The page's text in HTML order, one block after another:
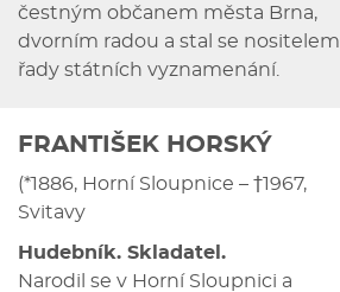
čestným občanem města Brna,
dvorním radou a stal se nositelem
řady státních vyznamenání.
FRANTIŠEK HORSKÝ
(*1886, Horní Sloupnice – †1967,
Svitavy
Hudebník. Skladatel.
Narodil se v Horní Sloupnici a